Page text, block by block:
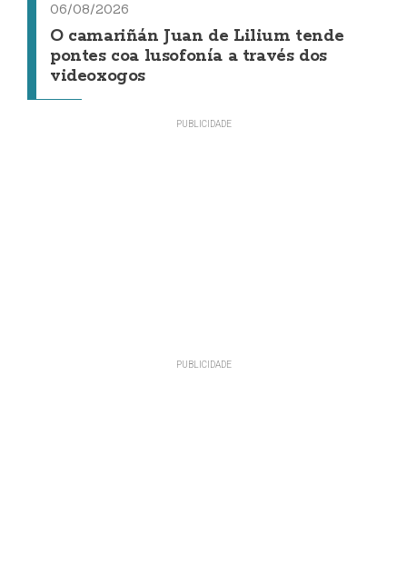
06/08/2026
O camariñán Juan de Lilium tende
pontes coa lusofonía a través dos
videoxogos